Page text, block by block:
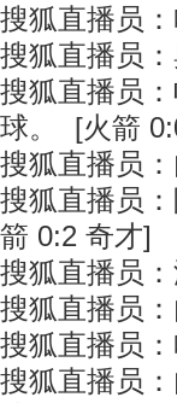
搜狐直播员
搜狐直播员
搜狐直播员
球。 [火箭
搜狐直播员
搜狐直播员
箭 0:2 奇才]
搜狐直播员
搜狐直播员
搜狐直播员
搜狐直播员